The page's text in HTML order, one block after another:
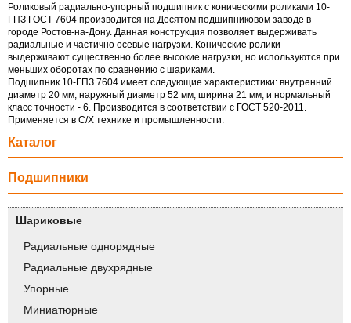
Роликовый радиально-упорный подшипник с коническими роликами 10-
ГПЗ ГОСТ 7604 производится на Десятом подшипниковом заводе в
городе Ростов-на-Дону. Данная конструкция позволяет выдерживать
радиальные и частично осевые нагрузки. Конические ролики
выдерживают существенно более высокие нагрузки, но используются при
меньших оборотах по сравнению с шариками.
Подшипник 10-ГПЗ 7604 имеет следующие характеристики: внутренний
диаметр 20 мм, наружный диаметр 52 мм, ширина 21 мм, и нормальный
класс точности - 6. Производится в соответствии с ГОСТ 520-2011.
Применяется в С/Х технике и промышленности.
Каталог
Подшипники
Шариковые
Радиальные однорядные
Радиальные двухрядные
Упорные
Миниатюрные